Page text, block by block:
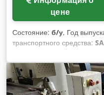
цене
Состояние: б/у, Год
транспортного средства:
КАЛИБРОВОЧНЫЙ
USK1350 M3 -
резиновых ролика - 3
двигателя - Рабочая